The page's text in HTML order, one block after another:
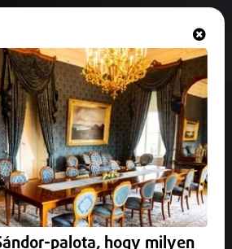
Köztemetőben
idejére
a nyitvatratást
1-jén 16 órakor csatlakoznak az
palota, hogy milyen